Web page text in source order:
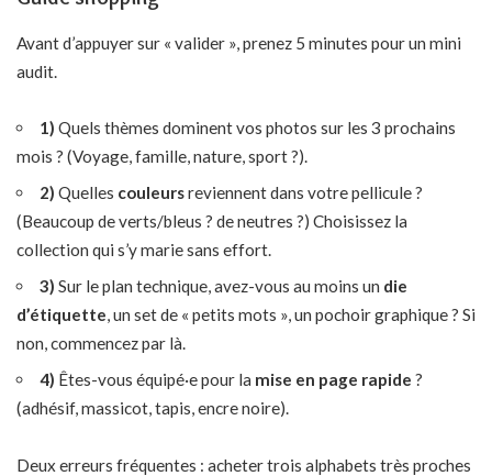
Avant d’appuyer sur « valider », prenez 5 minutes pour un mini
audit.
1) Quels thèmes dominent vos photos sur les 3 prochains
mois ? (Voyage, famille, nature, sport ?).
2) Quelles couleursreviennent dans votre pellicule ?
(Beaucoup de verts/bleus ? de neutres ?) Choisissez la
collection qui s’y marie sans effort.
3) Sur le plan technique, avez-vous au moins un die
d’étiquette, un set de « petits mots », un pochoir graphique ? Si
non, commencez par là.
4) Êtes-vous équipé·e pour la mise en page rapide ?
(adhésif, massicot, tapis, encre noire).
Deux erreurs fréquentes : acheter trois alphabets très proches